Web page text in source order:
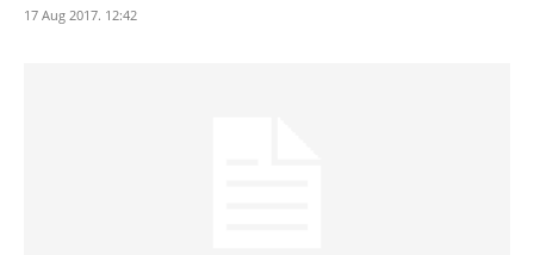
17 Aug 2017. 12:42